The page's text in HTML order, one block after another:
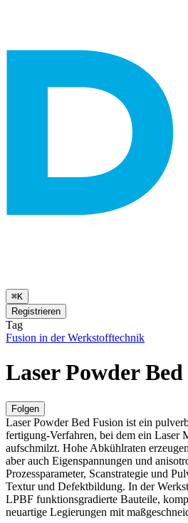
⌘K
Registrieren
Tag
Fusion in der Werkstofftechnik
Laser Powder
Folgen
Laser Powder Bed Fusion ist ein
fertigung-Verfahren, bei dem ein Laser
aufschmilzt. Hohe Abkühlraten
aber auch Eigenspannungen und
Prozessparameter, Scanstrategie und
Textur und Defektbildung. In der
LPBF funktionsgradierte Bauteile,
neuartige Legierungen mit